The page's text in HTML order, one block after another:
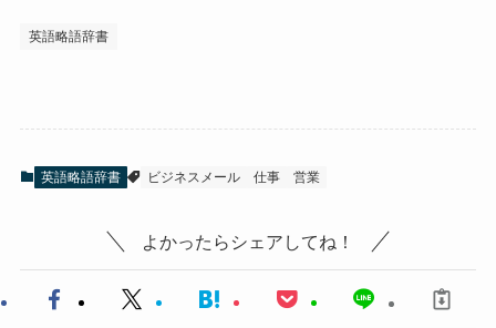
英語略語辞書
英語略語辞書 ビジネスメール 仕事 営業
よかったらシェアしてね！